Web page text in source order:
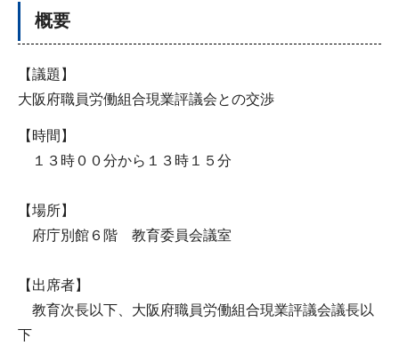
概要
【議題】
大阪府職員労働組合現業評議会との交渉
【時間】
１３時００分から１３時１５分
【場所】
府庁別館６階 教育委員会議室
【出席者】
教育次長以下、大阪府職員労働組合現業評議会議長以
下